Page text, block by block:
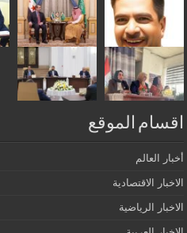
اقسام الموقع
أخبار العالم
الاخبار الاقتصادية
الاخبار الرياضية